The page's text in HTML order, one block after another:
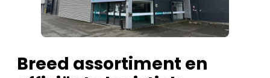
Breed assortiment en